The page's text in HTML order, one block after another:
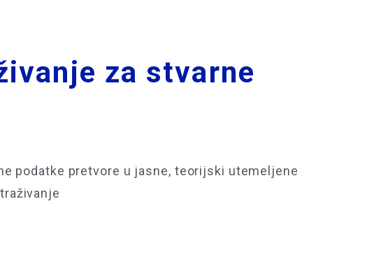
za stvarne
podatke pretvore u jasne, teorijski utemeljene